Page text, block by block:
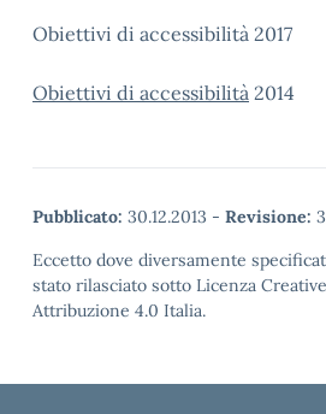
Obiettivi di accessibilità 2017
Obiettivi di accessibilità 2014
Pubblicato: 30.12.2013 - Revisione:
Eccetto dove diversamente
stato rilasciato sotto Licenza
Attribuzione 4.0 Italia.